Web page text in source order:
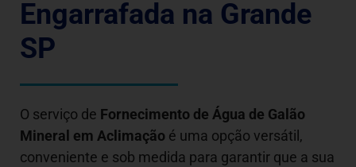
Engarrafada na Grande
SP
O serviço de Fornecimento de Água de Galão
Mineral em Aclimação é uma opção versátil,
conveniente e sob medida para garantir que a sua